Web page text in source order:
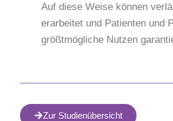
Auf diese Weise können
erarbeitet und Patienten und
größtmögliche Nutzen
Zur Studienübersicht